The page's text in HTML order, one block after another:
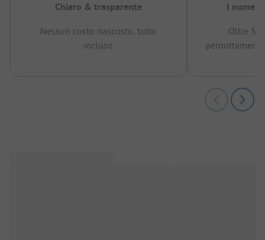
Chiaro & trasparente
Nessun costo nascosto, tutto
incluso
I numeri
Oltre